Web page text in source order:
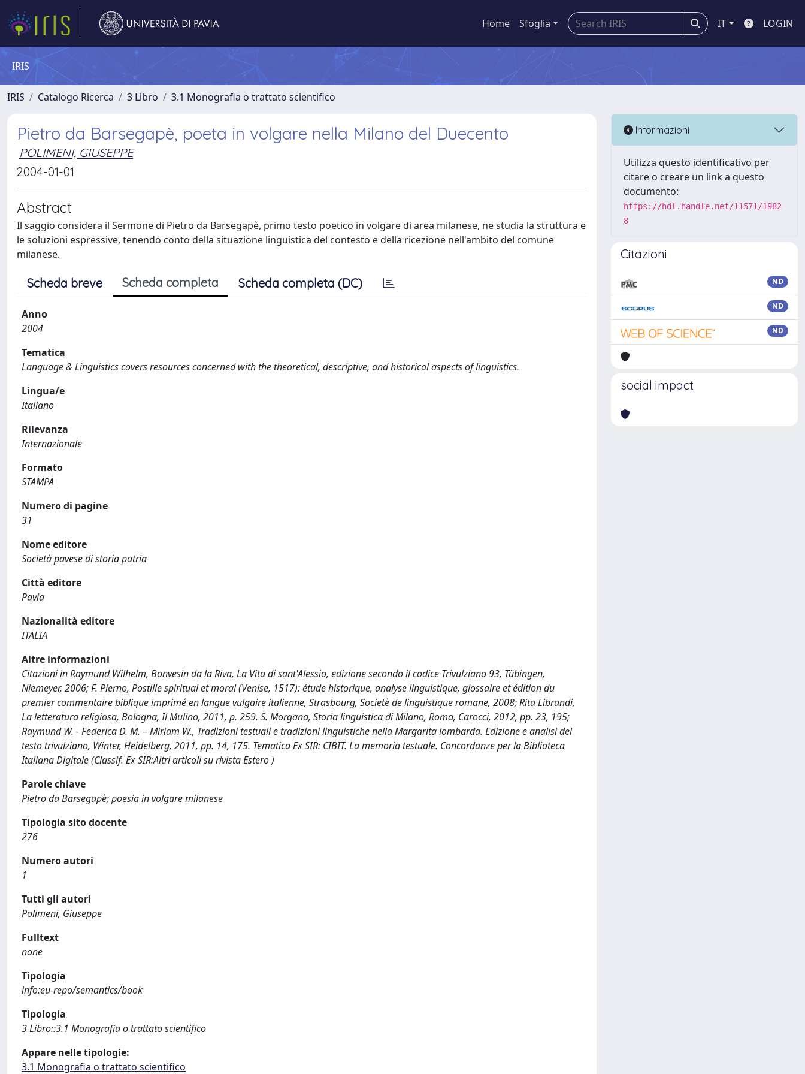
Home Sfoglia IT LOGIN
IRIS
IRIS Catalogo Ricerca 3 Libro 3.1 Monografia o trattato scientifico
Pietro da Barsegapè, poeta in volgare nella Milano del Duecento
POLIMENI, GIUSEPPE
2004-01-01
Abstract
Il saggio considera il Sermone di Pietro da Barsegapè, primo testo poetico in volgare di area milanese, ne studia la struttura e
le soluzioni espressive, tenendo conto della situazione linguistica del contesto e della ricezione nell'ambito del comune
milanese.
Scheda breve Scheda completa Scheda completa (DC)
Anno
2004
Tematica
Language & Linguistics covers resources concerned with the theoretical, descriptive, and historical aspects of linguistics.
Lingua/e
Italiano
Rilevanza
Internazionale
Formato
STAMPA
Numero di pagine
31
Nome editore
Società pavese di storia patria
Città editore
Pavia
Nazionalità editore
ITALIA
Altre informazioni
Citazioni in Raymund Wilhelm, Bonvesin da la Riva, La Vita di sant'Alessio, edizione secondo il codice Trivulziano 93, Tübingen,
Niemeyer, 2006; F. Pierno, Postille spiritual et moral (Venise, 1517): étude historique, analyse linguistique, glossaire et édition du
premier commentaire biblique imprimé en langue vulgaire italienne, Strasbourg, Societè de linguistique romane, 2008; Rita Librandi,
La letteratura religiosa, Bologna, Il Mulino, 2011, p. 259. S. Morgana, Storia linguistica di Milano, Roma, Carocci, 2012, pp. 23, 195;
Raymund W. - Federica D. M. – Miriam W., Tradizioni testuali e tradizioni linguistiche nella Margarita lombarda. Edizione e analisi del
testo trivulziano, Winter, Heidelberg, 2011, pp. 14, 175. Tematica Ex SIR: CIBIT. La memoria testuale. Concordanze per la Biblioteca
Italiana Digitale (Classif. Ex SIR:Altri articoli su rivista Estero )
Parole chiave
Pietro da Barsegapè; poesia in volgare milanese
Tipologia sito docente
276
Numero autori
1
Tutti gli autori
Polimeni, Giuseppe
Fulltext
none
Tipologia
info:eu-repo/semantics/book
Tipologia
3 Libro::3.1 Monografia o trattato scientifico
Appare nelle tipologie:
3.1 Monografia o trattato scientifico
Informazioni
Utilizza questo identificativo per
citare o creare un link a questo
documento:
https://hdl.handle.net/11571/1982
8
Citazioni
ND
ND
ND
social impact